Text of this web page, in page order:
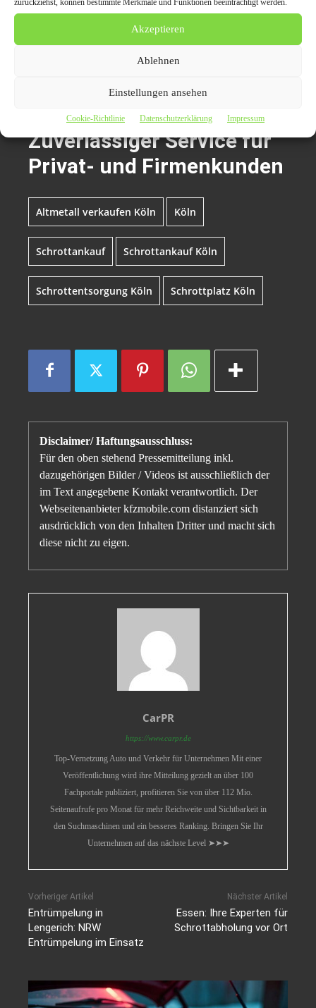
Akzeptieren
Ablehnen
Einstellungen ansehen
Cookie-Richtlinie Datenschutzerklärung Impressum
Schrottankauf Köln: Zuverlässiger Service für Privat- und Firmenkunden„,
Schrottankauf Köln:
Zuverlässiger Service für
Privat- und Firmenkunden
Altmetall verkaufen Köln Köln
Schrottankauf Schrottankauf Köln
Schrottentsorgung Köln Schrottplatz Köln
Disclaimer/ Haftungsausschluss:
Für den oben stehend Pressemitteilung inkl.
dazugehörigen Bilder / Videos ist ausschließlich der
im Text angegebene Kontakt verantwortlich. Der
Webseitenanbieter kfzmobile.com distanziert sich
ausdrücklich von den Inhalten Dritter und macht sich
diese nicht zu eigen.
CarPR
https://www.carpr.de
Top-Vernetzung Auto und Verkehr für Unternehmen Mit einer
Veröffentlichung wird ihre Mitteilung gezielt an über 100
Fachportale publiziert, profitieren Sie von über 112 Mio.
Seitenaufrufe pro Monat für mehr Reichweite und Sichtbarkeit in
den Suchmaschinen und ein besseres Ranking. Bringen Sie Ihr
Unternehmen auf das nächste Level ➤➤➤
Vorheriger Artikel
Entrümpelung in
Lengerich: NRW
Entrümpelung im Einsatz
Nächster Artikel
Essen: Ihre Experten für
Schrottabholung vor Ort